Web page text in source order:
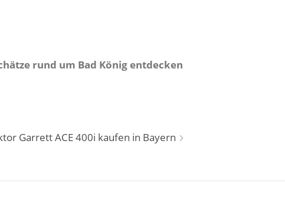
rund um Bad König entdecken
Garrett ACE 400i kaufen in Bayern